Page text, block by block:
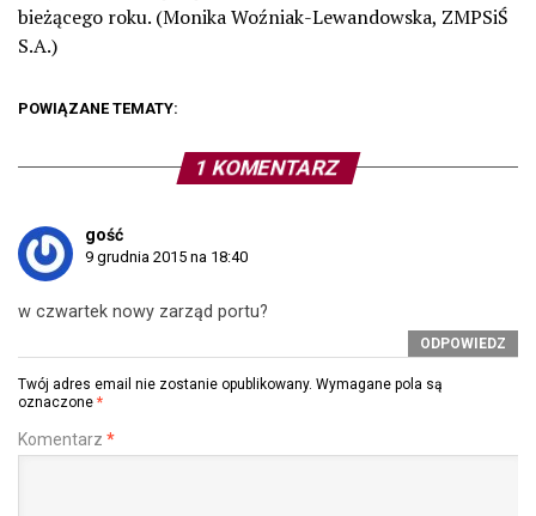
bieżącego roku. (Monika Woźniak-Lewandowska, ZMPSiŚ
S.A.)
POWIĄZANE TEMATY:
1 KOMENTARZ
gość
9 grudnia 2015 na 18:40
w czwartek nowy zarząd portu?
ODPOWIEDZ
Twój adres email nie zostanie opublikowany. Wymagane pola są
oznaczone *
Komentarz *